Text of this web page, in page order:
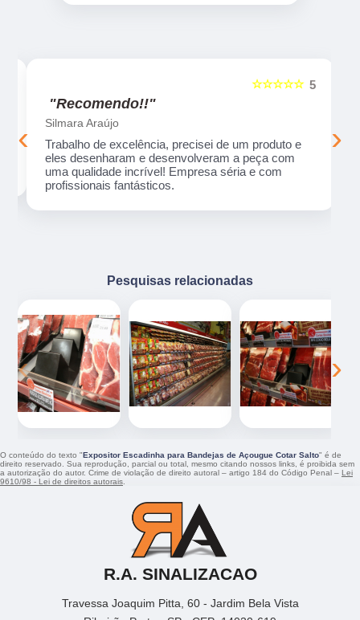
5
☆☆☆☆☆
"Recomendo!!"
Silmara Araújo
Trabalho de excelência, precisei de um produto e
eles desenharam e desenvolveram a peça com
uma qualidade incrível! Empresa séria e com
profissionais fantásticos.
‹ ›
Pesquisas relacionadas
‹ ›
O conteúdo do texto "Expositor Escadinha para Bandejas de Açougue Cotar Salto" é de
direito reservado. Sua reprodução, parcial ou total, mesmo citando nossos links, é proibida sem
a autorização do autor. Crime de violação de direito autoral – artigo 184 do Código Penal – Lei
9610/98 - Lei de direitos autorais
R.A. SINALIZACAO
Travessa Joaquim Pitta, 60 - Jardim Bela Vista